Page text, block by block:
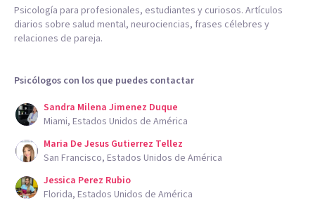
Psicología para profesionales, estudiantes y curiosos. Artículos
diarios sobre salud mental, neurociencias, frases célebres y
relaciones de pareja.
Psicólogos con los que puedes contactar
Sandra Milena Jimenez Duque
Miami, Estados Unidos de América
Maria De Jesus Gutierrez Tellez
San Francisco, Estados Unidos de América
Jessica Perez Rubio
Florida, Estados Unidos de América